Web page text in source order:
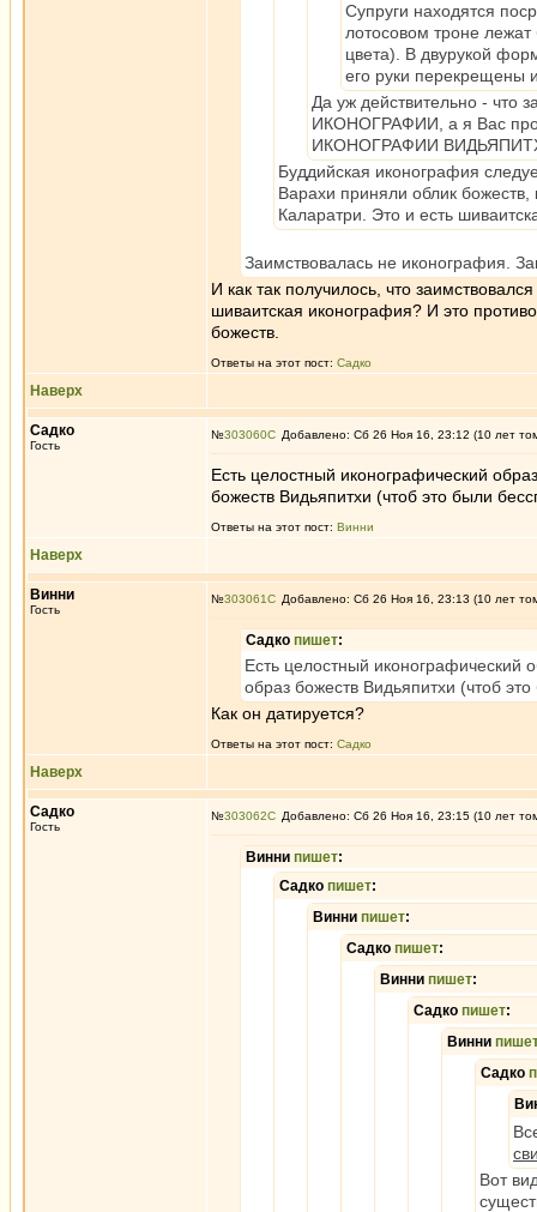
Супруги находятся
лотосовом троне лежат
цвета). В двурукой
его руки перекрещены
Да уж действительно -
ИКОНОГРАФИИ, а я Вас
ИКОНОГРАФИИ
Буддийская иконография
Варахи приняли облик
Каларатри. Это и есть
Заимствовалась не иконография.
И как так получилось, что
шиваитская иконография? И это
божеств.
Ответы на этот пост: Садко
Наверх
Садко
Гость
№303060 Добавлено: Сб 26 Ноя 16, 23:12 (10 лет
Есть целостный иконографический
божеств Видьяпитхи (чтоб это были
Ответы на этот пост: Винни
Наверх
Винни
Гость
№303061 Добавлено: Сб 26 Ноя 16, 23:13 (10 лет
Садко пишет:
Есть целостный иконографический
образ божеств Видьяпитхи (чтоб
Как он датируется?
Ответы на этот пост: Садко
Наверх
Садко
Гость
№303062 Добавлено: Сб 26 Ноя 16, 23:15 (10 лет
Винни пишет:
Садко пишет:
Винни пишет:
Садко пишет:
Винни пишет:
Садко пишет:
Винни
Садко
Вот